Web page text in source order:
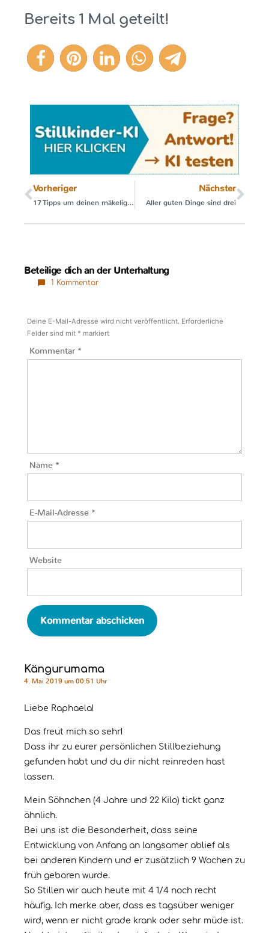
Bereits 1 Mal geteilt!
1
Vorheriger
17 Tipps um deinen mäkeligen Esser zu ernähren
Nächster
Aller guten Dinge sind drei
Beteilige dich an der Unterhaltung
1 Kommentar
Deine E-Mail-Adresse wird nicht veröffentlicht. Erforderliche
Felder sind mit * markiert
Kommentar *
Name *
E-Mail-Adresse *
Website
Kängurumama
4. Mai 2019 um 00:51 Uhr
Liebe Raphaela!
Das freut mich so sehr!
Dass ihr zu eurer persönlichen Stillbeziehung
gefunden habt und du dir nicht reinreden hast
lassen.
Mein Söhnchen (4 Jahre und 22 Kilo) tickt ganz
ähnlich.
Bei uns ist die Besonderheit, dass seine
Entwicklung von Anfang an langsamer ablief als
bei anderen Kindern und er zusätzlich 9 Wochen zu
früh geboren wurde.
So Stillen wir auch heute mit 4 1/4 noch recht
häufig. Ich merke aber, dass es tagsüber weniger
wird, wenn er nicht grade krank oder sehr müde ist.